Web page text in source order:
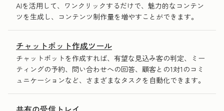
AIを活用して、ワンクリックするだけで、魅力的なコンテン
ツを生成し、コンテンツ制作量を増やすことができます。
チャットボット作成ツール
チャットボットを作成すれば、有望な見込み客の判定、ミー
ティングの予約、問い合わせへの回答、顧客との1対1のコミ
ュニケーションなど、さまざまなタスクを自動化できます。